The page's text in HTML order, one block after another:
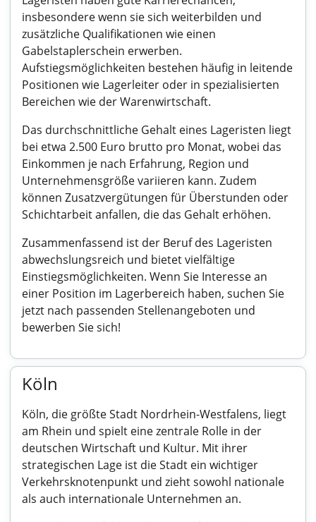
insbesondere wenn sie sich weiterbilden und
zusätzliche Qualifikationen wie einen
Gabelstaplerschein erwerben.
Aufstiegsmöglichkeiten bestehen häufig in leitende
Positionen wie Lagerleiter oder in spezialisierten
Bereichen wie der Warenwirtschaft.
Das durchschnittliche Gehalt eines Lageristen liegt
bei etwa 2.500 Euro brutto pro Monat, wobei das
Einkommen je nach Erfahrung, Region und
Unternehmensgröße variieren kann. Zudem
können Zusatzvergütungen für Überstunden oder
Schichtarbeit anfallen, die das Gehalt erhöhen.
Zusammenfassend ist der Beruf des Lageristen
abwechslungsreich und bietet vielfältige
Einstiegsmöglichkeiten. Wenn Sie Interesse an
einer Position im Lagerbereich haben, suchen Sie
jetzt nach passenden Stellenangeboten und
bewerben Sie sich!
Köln
Köln, die größte Stadt Nordrhein-Westfalens, liegt
am Rhein und spielt eine zentrale Rolle in der
deutschen Wirtschaft und Kultur. Mit ihrer
strategischen Lage ist die Stadt ein wichtiger
Verkehrsknotenpunkt und zieht sowohl nationale
als auch internationale Unternehmen an.